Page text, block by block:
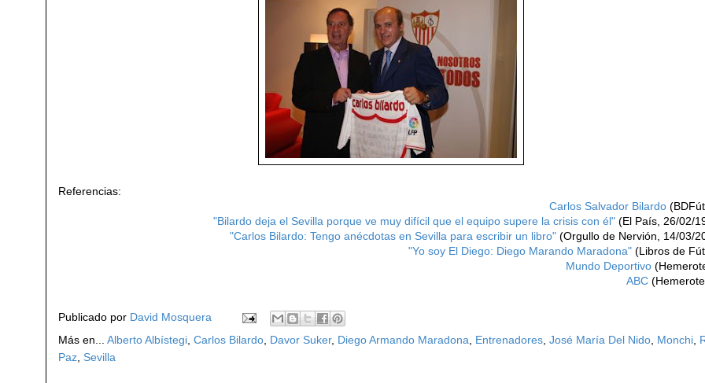
Referencias:
Carlos Salvador Bilardo
"Bilardo deja el Sevilla porque ve muy difícil que el equipo supere la crisis con él" (El País, 26/02/
"Carlos Bilardo: Tengo anécdotas en Sevilla para escribir un libro" (Orgullo de Nervión, 14/03/
"Yo soy El Diego: Diego Marando Maradona" (Libros de
Mundo Deportivo
ABC
Publicado por David Mosquera
Más en... Alberto Albístegi Carlos Bilardo Davor Suker, Diego Armando Maradona Entrenadores José María Del Nido Monchi
Paz Sevilla